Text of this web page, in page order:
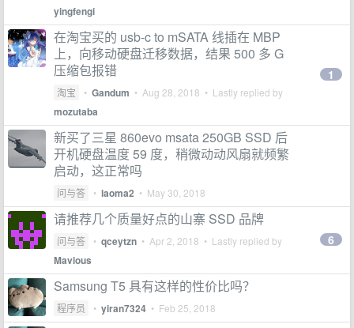
yingfengi
在淘宝买的 usb-c to mSATA 线插在 MBP
上，向移动硬盘迁移数据，结果 500 多 G
压缩包报错
淘宝 • Gandum • Aug 28, 2018 • Lastly replied by
mozutaba
1
新买了三星 860evo msata 250GB SSD 后
开机硬盘温度 59 度，稍微动动风扇就频繁
启动，这正常吗
问与答 • laoma2 • May 30, 2018
请推荐几个质量好点的山寨 SSD 品牌
问与答 • qceytzn • Apr 2, 2018 • Lastly replied by
Mavious
6
Samsung T5 具有这样的性价比吗？
程序员 • yiran7324 • Feb 25, 2018